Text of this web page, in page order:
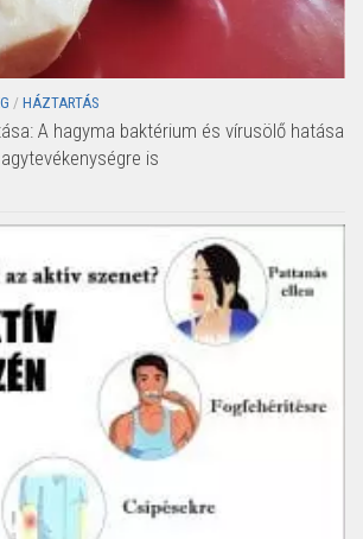
/ HÁZTARTÁS
A hagyma baktérium és vírusölő hatása
is